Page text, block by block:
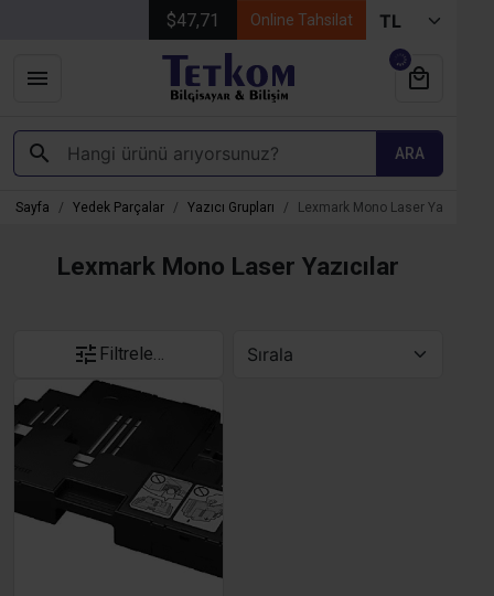
$47,71 Online Tahsilat
ARA
Sayfa Yedek Parçalar Yazıcı Grupları Lexmark Mono Laser Yazıcılar
Lexmark Mono Laser Yazıcılar
Filtrele…